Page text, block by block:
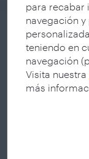
para recabar
navegación
teniendo en
navegación
Visita nuestra
más